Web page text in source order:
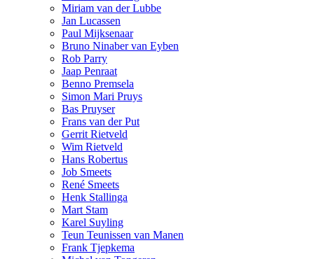
Miriam van der Lubbe
Jan Lucassen
Paul Mijksenaar
Bruno Ninaber van Eyben
Rob Parry
Jaap Penraat
Benno Premsela
Simon Mari Pruys
Bas Pruyser
Frans van der Put
Gerrit Rietveld
Wim Rietveld
Hans Robertus
Job Smeets
René Smeets
Henk Stallinga
Mart Stam
Karel Suyling
Teun Teunissen van Manen
Frank Tjepkema